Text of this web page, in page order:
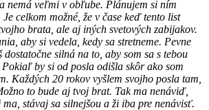
nemá veľmi v obľube. Plánujem si ním
celkom možné, že v čase keď tento list
brata, ale aj iných svetových zabijakov.
aby si vedela, kedy sa stretneme. Pevne
dostatočne silná na to, aby som sa s tebou
by si od posla odišla skôr ako som
Každých 20 rokov vyšlem svojho posla tam,
to bude aj tvoj brat. Tak ma nenáviď,
stávaj sa silnejšou a ži iba pre nenávisť.